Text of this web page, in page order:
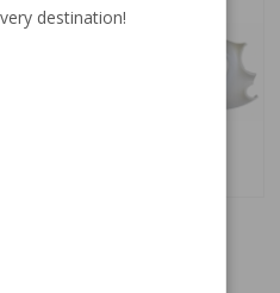
destination!